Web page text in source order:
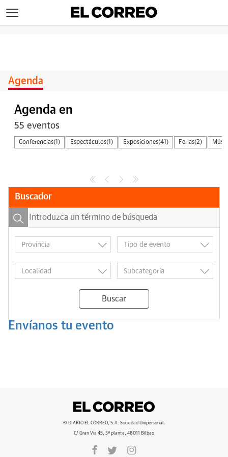
Agenda
Agenda en
55 eventos
Conferencias(1) Espectáculos(1) Exposiciones(41) Ferias(2)
Buscador
Buscar
Envíanos tu evento
© DIARIO EL CORREO, S.A. Sociedad Unipersonal.
C/ Gran Vía 45, 3ª planta, 48011 Bilbao